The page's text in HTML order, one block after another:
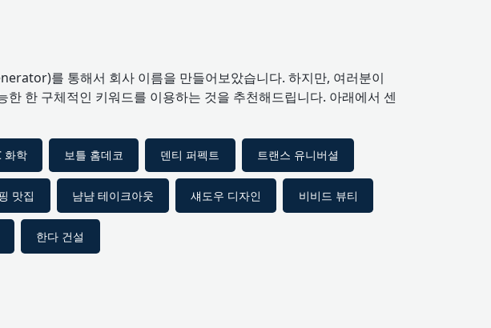
를 통해서 회사 이름을 만들어보았습니다. 하지만, 여러분이
한 구체적인 키워드를 이용하는 것을 추천해드립니다. 아래에서 센
화학 보틀 홈데코 덴티 퍼펙트 트랜스 유니버셜
맛집 냠냠 테이크아웃 섀도우 디자인 비비드 뷰티
한다 건설